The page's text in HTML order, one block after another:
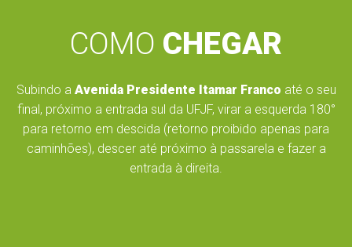
COMO CHEGAR
Subindo a Avenida Presidente Itamar Franco até o seu
final, próximo a entrada sul da UFJF, virar a esquerda 180°
para retorno em descida (retorno proibido apenas para
caminhões), descer até próximo à passarela e fazer a
entrada à direita.